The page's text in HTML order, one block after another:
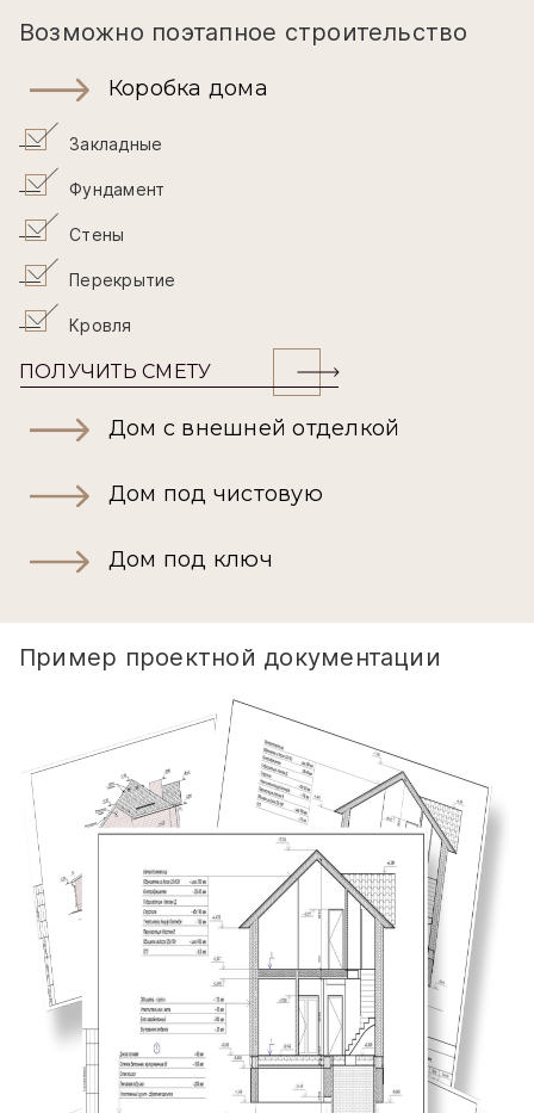
Возможно поэтапное строительство
Коробка дома
Закладные
Фундамент
Стены
Перекрытие
Кровля
ПОЛУЧИТЬ СМЕТУ
Дом с внешней отделкой
Дом под чистовую
Дом под ключ
Пример проектной документации